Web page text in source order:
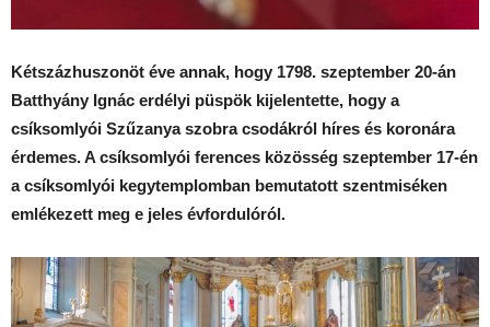
Kétszázhuszonöt éve annak, hogy 1798. szeptember 20-án
Batthyány Ignác erdélyi püspök kijelentette, hogy a
csíksomlyói Szűzanya szobra csodákról híres és koronára
érdemes. A csíksomlyói ferences közösség szeptember 17-én
a csíksomlyói kegytemplomban bemutatott szentmiséken
emlékezett meg e jeles évfordulóról.